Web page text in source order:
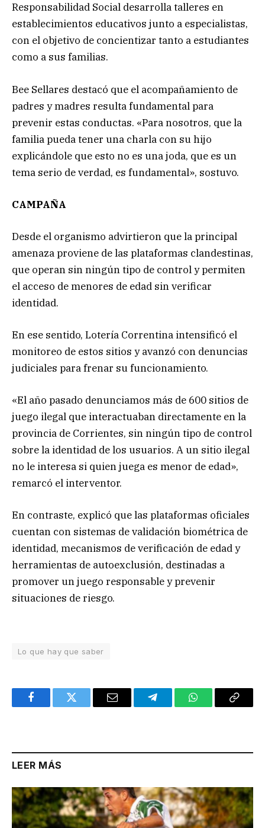
Responsabilidad Social desarrolla talleres en
establecimientos educativos junto a especialistas,
con el objetivo de concientizar tanto a estudiantes
como a sus familias.
Bee Sellares destacó que el acompañamiento de
padres y madres resulta fundamental para
prevenir estas conductas. «Para nosotros, que la
familia pueda tener una charla con su hijo
explicándole que esto no es una joda, que es un
tema serio de verdad, es fundamental», sostuvo.
CAMPAÑA
Desde el organismo advirtieron que la principal
amenaza proviene de las plataformas clandestinas,
que operan sin ningún tipo de control y permiten
el acceso de menores de edad sin verificar
identidad.
En ese sentido, Lotería Correntina intensificó el
monitoreo de estos sitios y avanzó con denuncias
judiciales para frenar su funcionamiento.
«El año pasado denunciamos más de 600 sitios de
juego ilegal que interactuaban directamente en la
provincia de Corrientes, sin ningún tipo de control
sobre la identidad de los usuarios. A un sitio ilegal
no le interesa si quien juega es menor de edad»,
remarcó el interventor.
En contraste, explicó que las plataformas oficiales
cuentan con sistemas de validación biométrica de
identidad, mecanismos de verificación de edad y
herramientas de autoexclusión, destinadas a
promover un juego responsable y prevenir
situaciones de riesgo.
Lo que hay que saber
FacebookTwitter Email TelegramWhatsAppCopy
LEER MÁS